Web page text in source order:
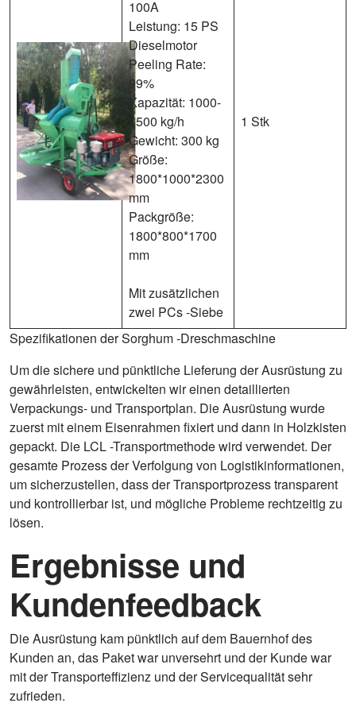
100A
Leistung: 15 PS
Dieselmotor
Peeling Rate:
99%
Kapazität: 1000-
1500 kg/h
Gewicht: 300 kg
Größe:
1800*1000*2300
mm
Packgröße:
1800*800*1700
mm
Mit zusätzlichen
zwei PCs -Siebe
1 Stk
Spezifikationen der Sorghum -Dreschmaschine
Um die sichere und pünktliche Lieferung der Ausrüstung zu
gewährleisten, entwickelten wir einen detaillierten
Verpackungs- und Transportplan. Die Ausrüstung wurde
zuerst mit einem Eisenrahmen fixiert und dann in Holzkisten
gepackt. Die LCL -Transportmethode wird verwendet. Der
gesamte Prozess der Verfolgung von Logistikinformationen,
um sicherzustellen, dass der Transportprozess transparent
und kontrollierbar ist, und mögliche Probleme rechtzeitig zu
lösen.
Ergebnisse und
Kundenfeedback
Die Ausrüstung kam pünktlich auf dem Bauernhof des
Kunden an, das Paket war unversehrt und der Kunde war
mit der Transporteffizienz und der Servicequalität sehr
zufrieden.